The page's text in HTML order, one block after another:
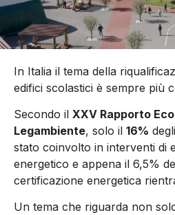
In Italia il tema della
edifici scolastici è sempre più
Secondo il XXV Rapporto
Legambiente, solo il 16%
stato coinvolto in interventi di
energetico e appena il 6,5%
certificazione energetica
Un tema che riguarda non